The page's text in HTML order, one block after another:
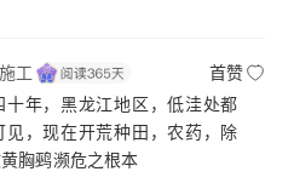
工
首赞
年，黑龙江地区，低洼处都
，现在开荒种田，农药，除
胸鹀濒危之根本